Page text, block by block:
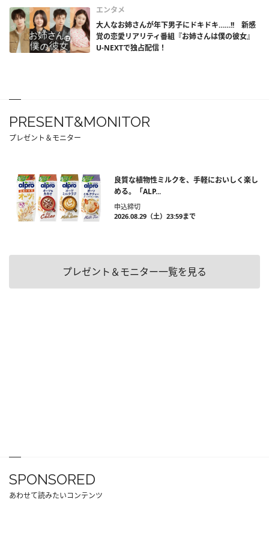
エンタメ
大人なお姉さんが年下男子にドキドキ……!! 新感
覚の恋愛リアリティ番組『お姉さんは僕の彼女』
U-NEXTで独占配信！
PRESENT&MONITOR
プレゼント＆モニター
良質な植物性ミルクを、手軽においしく楽し
める。「ALP...
申込締切
2026.08.29（土）23:59まで
プレゼント＆モニター一覧を見る
SPONSORED
あわせて読みたいコンテンツ